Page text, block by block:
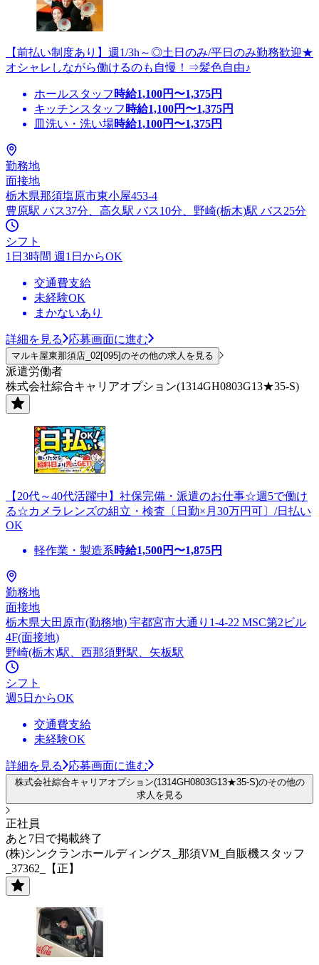
【前払い制度あり】週1/3h～◎土日のみ/平日のみ勤務歓迎★
オシャレしながら働けるのも自慢！⇒髪色自由♪
ホールスタッフ 時給1,100円〜1,375円
キッチンスタッフ 時給1,100円〜1,375円
皿洗い・洗い場時給1,100円〜1,375円
勤務地
面接地
栃木県那須塩原市東小屋453‐4
豊原駅 バス37分、高久駅 バス10分、野崎(栃木)駅 バス25分
シフト
1日3時間 週1日からOK
交通費支給
未経験OK
まかないあり
詳細を見る 応募画面に進む
マルキ屋東那須店_02[095]のその他の求人を見る
派遣労働者
株式会社綜合キャリアオプション(1314GH0803G13★35-S)
【20代～40代活躍中】社保完備・派遣のお仕事☆週5で働け
る☆カメラレンズの組立・検査〔日勤×月30万円可〕/日払い
OK
軽作業・製造系時給1,500円〜1,875円
勤務地
面接地
栃木県大田原市(勤務地) 宇都宮市大通り1-4-22 MSC第2ビル
4F(面接地)
野崎(栃木)駅、西那須野駅、矢板駅
シフト
週5日からOK
交通費支給
未経験OK
詳細を見る 応募画面に進む
株式会社綜合キャリアオプション(1314GH0803G13★35-S)のその他の
求人を見る
正社員
あと7日で掲載終了
(株)シンクランホールディングス_那須VM_自販機スタッフ
_37362_【正】